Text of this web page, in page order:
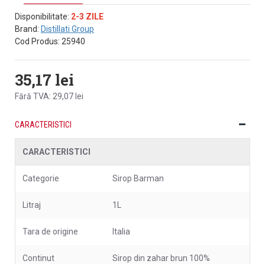
35,17 lei
Fără TVA: 29,07 lei
Disponibilitate: 2-3 ZILE
Brand: Distillati Group
Cod Produs: 25940
CARACTERISTICI
CARACTERISTICI
Categorie Sirop Barman
Litraj 1L
Tara de origine Italia
Continut Sirop din zahar brun 100%